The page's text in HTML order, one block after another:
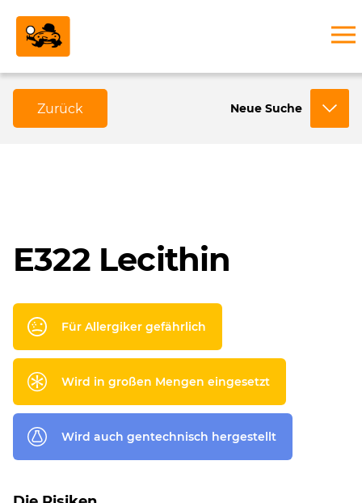
Zurück Neue Suche
E322 Lecithin
Für Allergiker gefährlich
Wird in großen Mengen eingesetzt
Wird auch gentechnisch hergestellt